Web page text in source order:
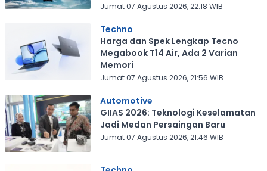
Jumat 07 Agustus 2026, 22:18 WIB
Techno
Harga dan Spek Lengkap Tecno
Megabook T14 Air, Ada 2 Varian
Memori
Jumat 07 Agustus 2026, 21:56 WIB
Automotive
GIIAS 2026: Teknologi Keselamatan
Jadi Medan Persaingan Baru
Jumat 07 Agustus 2026, 21:46 WIB